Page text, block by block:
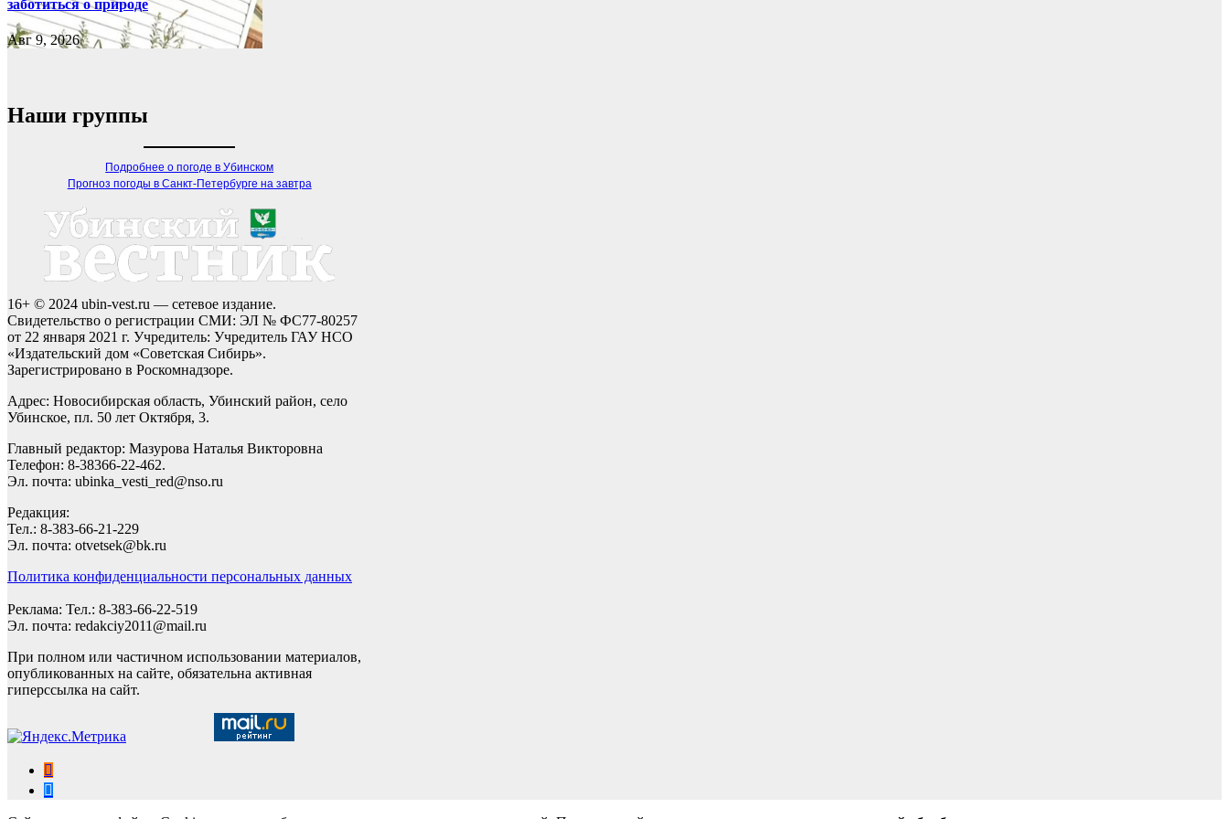
заботиться о природе
Авг 9, 2026
Наши группы
Подробнее о погоде в Убинском
Прогноз погоды в Санкт-Петербурге на завтра
16+ © 2024 ubin-vest.ru — сетевое издание.
Свидетельство о регистрации СМИ: ЭЛ № ФС77-80257
от 22 января 2021 г. Учредитель: Учредитель ГАУ НСО
«Издательский дом «Советская Сибирь».
Зарегистрировано в Роскомнадзоре.
Адрес: Новосибирская область, Убинский район, село
Убинское, пл. 50 лет Октября, 3.
Главный редактор: Мазурова Наталья Викторовна
Телефон: 8-38366-22-462.
Эл. почта: ubinka_vesti_red@nso.ru
Редакция:
Тел.: 8-383-66-21-229
Эл. почта: otvetsek@bk.ru
Политика конфиденциальности персональных данных
Реклама: Тел.: 8-383-66-22-519
Эл. почта: redakciy2011@mail.ru
При полном или частичном использовании материалов,
опубликованных на сайте, обязательна активная
гиперссылка на сайт.